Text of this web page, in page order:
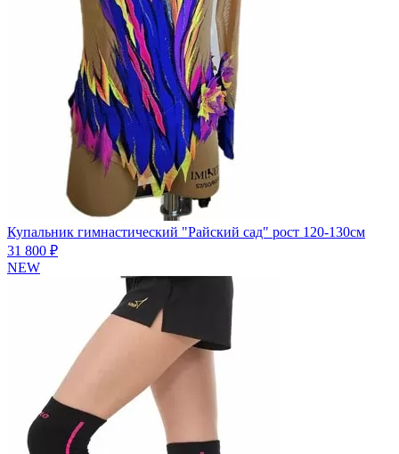
Купальник гимнастический "Райский сад" рост 120-130см
31 800 ₽
NEW